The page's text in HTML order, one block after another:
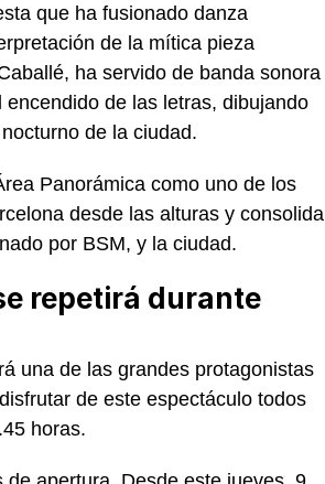
que ha fusionado danza
de la mítica pieza
ha servido de banda sonora
de las letras, dibujando
de la ciudad.
Panorámica como uno de los
desde las alturas y consolida
por BSM, y la ciudad.
repetirá durante
una de las grandes protagonistas
de este espectáculo todos
horas.